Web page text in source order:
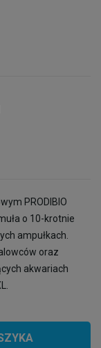
PRODIBIO
o 10-krotnie
ampułkach.
oraz
akwariach